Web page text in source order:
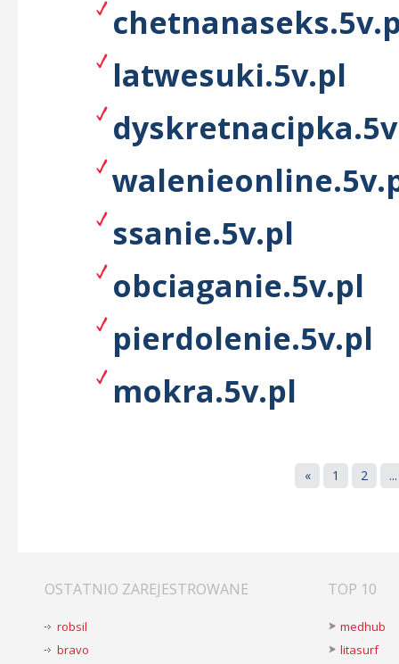
latwesuki.5v.pl
ssanie.5v.pl
obciaganie.5v.pl
pierdolenie.5v.pl
mokra.5v.pl
« 1 2 ...
OSTATNIO ZAREJESTROWANE
robsil
bravo
TOP 10
medhub
litasurf